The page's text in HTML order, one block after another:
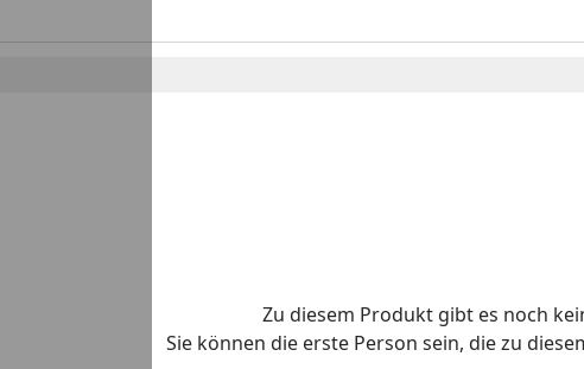
Zu diesem Produkt gibt es noch
Sie können die erste Person sein, die zu